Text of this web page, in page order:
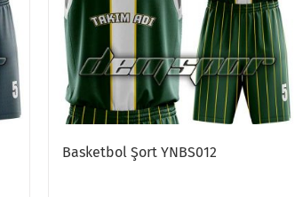
Basketbol Şort YNBS012